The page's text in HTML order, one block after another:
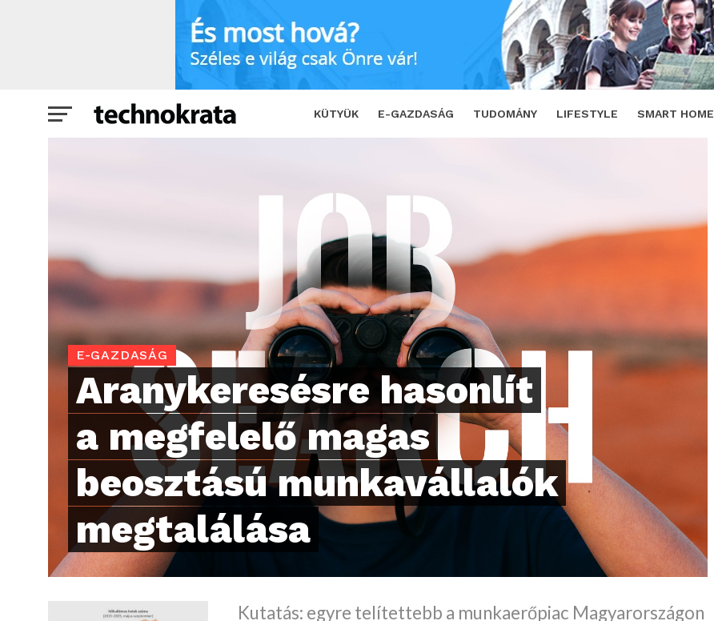
KÜTYÜK E-GAZDASÁG TUDOMÁNY LIFESTYLE SMART HOME
Aranykeresésre hasonlít a megfelelő magas beosztású munkavállalók megtalálása
E-GAZDASÁG
Aranykeresésre hasonlít
a megfelelő magas
beosztású munkavállalók
megtalálása
Kutatás: egyre telítettebb a munkaerőpiac Magyarországon